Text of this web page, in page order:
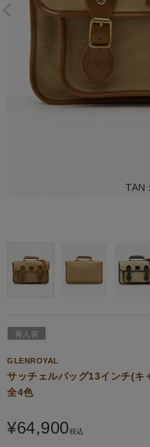
TAN
再入荷
GLENROYAL
サッチェルバッグ13インチ(キ
全4色
¥64,900税込